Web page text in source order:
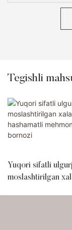
Tegishli
Yuqori sifatli
moslashtirilgan